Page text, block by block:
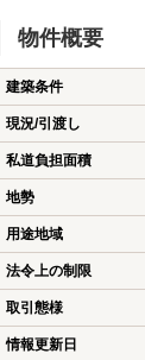
物件概要
建築条件
現況/引渡し
私道負担面積
地勢
用途地域
法令上の制限
取引態様
情報更新日